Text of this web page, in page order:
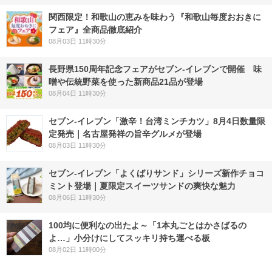
関西限定！和歌山の恵みを味わう『和歌山毎度おおきに
フェア』全商品徹底紹介
08月03日 11時30分
長野県150周年記念フェアがセブン-イレブンで開催 味
噌や伝統野菜を使った新商品21品が登場
08月04日 11時30分
セブン-イレブン「激辛！台湾ミンチカツ」8月4日数量限
定発売｜名古屋発祥の旨辛グルメが登場
08月03日 11時30分
セブン‐イレブン「よくばりサンド」シリーズ新作チョコ
ミント登場｜夏限定スイーツサンドの爽快な魅力
08月06日 11時30分
100均に便利なの出たよ～「1本丸ごとはかさばるの
よ…」小分けにしてスッキリ持ち運べる板
08月02日 11時00分